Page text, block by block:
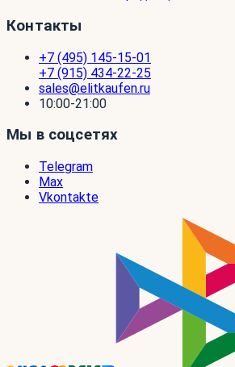
Контакты
+7 (495) 145-15-01
+7 (915) 434-22-25
sales@elitkaufen.ru
10:00-21:00
Мы в соцсетях
Telegram
Max
Vkontakte